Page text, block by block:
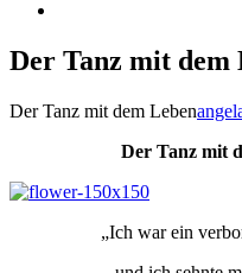
Der Tanz mit dem
Der Tanz mit dem Leben
Der Tanz mit
„Ich war ein